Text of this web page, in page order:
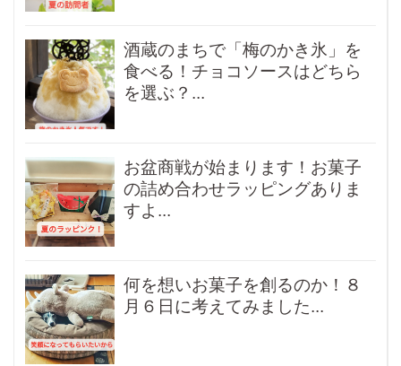
酒蔵のまちで「梅のかき氷」を
食べる！チョコソースはどちら
を選ぶ？...
お盆商戦が始まります！お菓子
の詰め合わせラッピングありま
すよ...
何を想いお菓子を創るのか！８
月６日に考えてみました...